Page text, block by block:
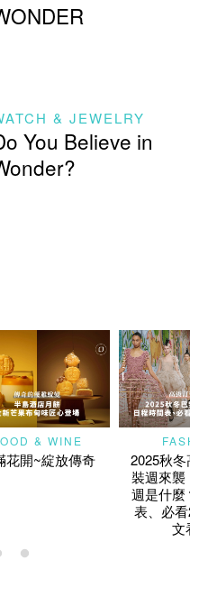
& JEWELRY
You Believe in
& WINE
花開~綻放傳奇
2025秋冬
裝週來襲
週是什麼
表、必看
文